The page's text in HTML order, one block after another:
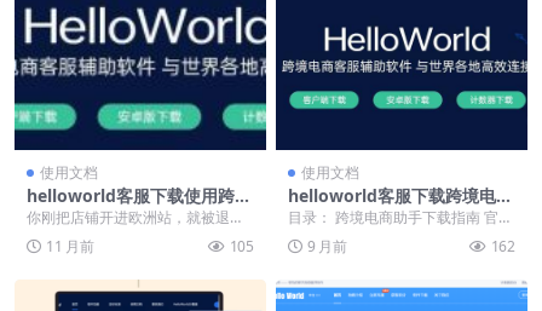
使用文档
helloworld客服下载使用跨境
电商助手
你刚把店铺开进欧洲站，就被退货
信淹没？先别摔键盘，跟着我做三
步自救? 屏幕前的你...
11 月前 105
使用文档
helloworld客服下载跨境电商
助手解决单一使用问题
目录： 跨境电商助手下载指南 官网
获取中文版教程 电脑版功能介绍 网
页版的便捷性...
9 月前 162